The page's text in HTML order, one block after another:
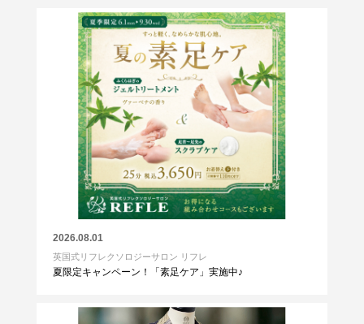
2026.08.01
英国式リフレクソロジーサロン リフレ
夏限定キャンペーン！「素足ケア」実施中♪